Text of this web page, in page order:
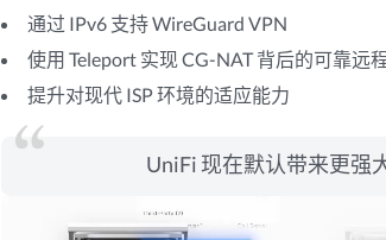
通过 IPv6 支持 WireGuard VPN
使用 Teleport 实现 CG-NAT 背后的可靠远
提升对现代 ISP 环境的适应能力
UniFi 现在默认带来更强